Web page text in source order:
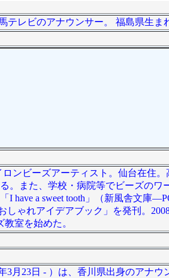
テレビのアナウンサー。 福島県生ま
ンビーズアーティスト。仙台在住
。また、学校・病院等でビーズの
have a sweet tooth」（新風舎文庫
ゃれアイデアブック」を発刊。2008
室を始めた。
月23日 - ）は、香川県出身のアナウ